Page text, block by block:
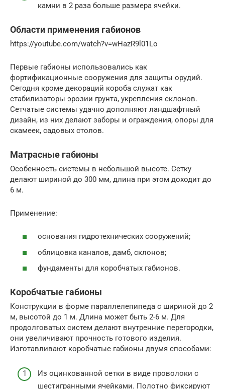
камни в 2 раза больше размера ячейки.
Области применения габионов
https://youtube.com/watch?v=wHazR9l01Lo
Первые габионы использовались как
фортификационные сооружения для защиты орудий.
Сегодня кроме декораций короба служат как
стабилизаторы эрозии грунта, укрепления склонов.
Сетчатые системы удачно дополняют ландшафтный
дизайн, из них делают заборы и ограждения, опоры для
скамеек, садовых столов.
Матрасные габионы
Особенность системы в небольшой высоте. Сетку
делают шириной до 300 мм, длина при этом доходит до
6 м.
Применение:
основания гидротехнических сооружений;
облицовка каналов, дамб, склонов;
фундаменты для коробчатых габионов.
Коробчатые габионы
Конструкции в форме параллелепипеда с шириной до 2
м, высотой до 1 м. Длина может быть 2-6 м. Для
продолговатых систем делают внутренние перегородки,
они увеличивают прочность готового изделия.
Изготавливают коробчатые габионы двумя способами:
Из оцинкованной сетки в виде проволоки с
шестигранными ячейками. Полотно фиксируют